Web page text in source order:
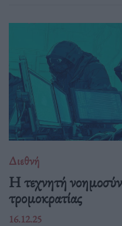
Διεθνή
Η τεχνητή
τρομοκρατίας
16.12.25